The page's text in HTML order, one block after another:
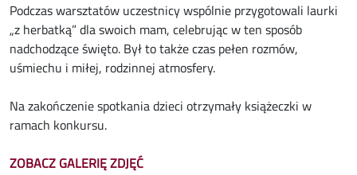
Podczas warsztatów uczestnicy wspólnie przygotowali laurki
„z herbatką” dla swoich mam, celebrując w ten sposób
nadchodzące święto. Był to także czas pełen rozmów,
uśmiechu i miłej, rodzinnej atmosfery.
Na zakończenie spotkania dzieci otrzymały książeczki w
ramach konkursu.
ZOBACZ GALERIĘ ZDJĘĆ